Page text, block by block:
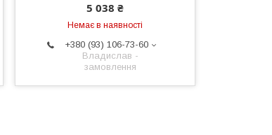
5 038 ₴
Немає в наявності
+380 (93) 106-73-60
Владислав -
замовлення